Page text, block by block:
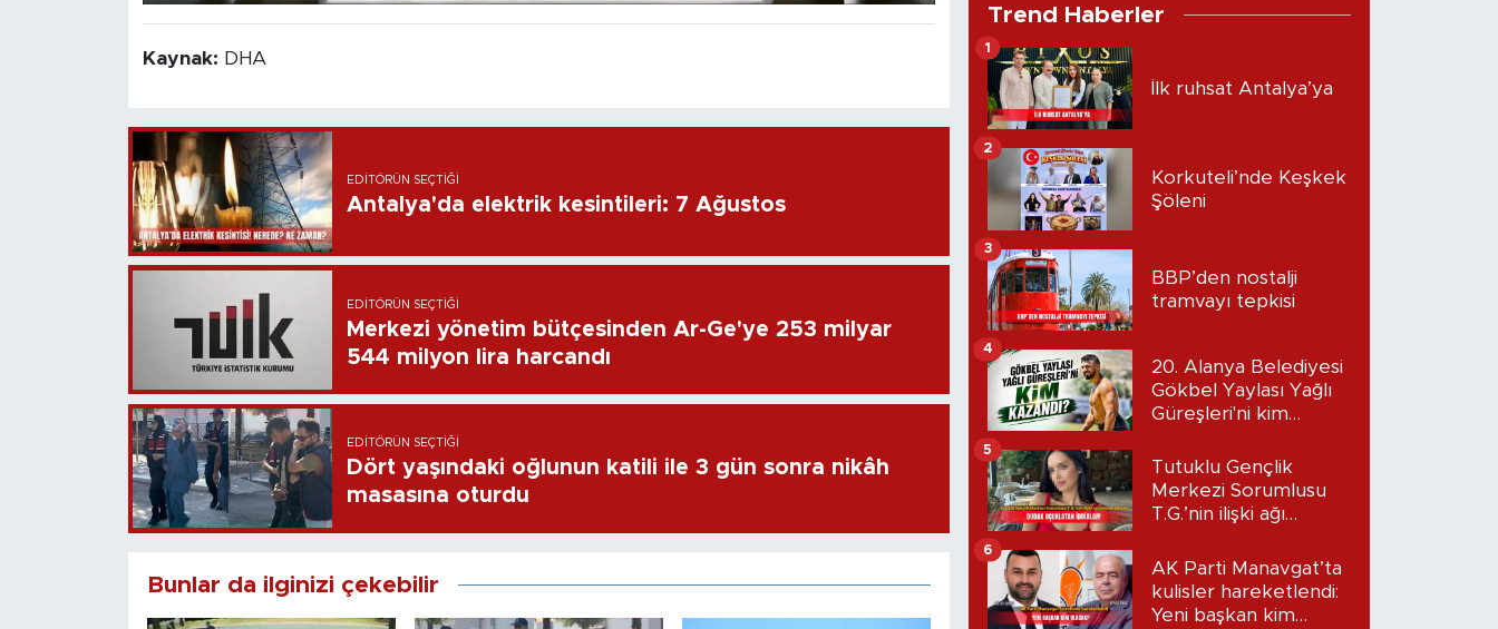
Kaynak: DHA
EDITÖRÜN SEÇTIĞI
Antalya'da elektrik kesintileri: 7 Ağustos
EDITÖRÜN SEÇTIĞI
Merkezi yönetim bütçesinden Ar-Ge'ye 253 milyar
544 milyon lira harcandı
EDITÖRÜN SEÇTIĞI
Dört yaşındaki oğlunun katili ile 3 gün sonra nikâh
masasına oturdu
Bunlar da ilginizi çekebilir
Trend Haberler
İlk ruhsat Antalya’ya
1
Korkuteli’nde Keşkek
Şöleni
2
BBP’den nostalji
tramvayı tepkisi
3
20. Alanya Belediyesi
Gökbel Yaylası Yağlı
Güreşleri'ni kim
4
Tutuklu Gençlik
Merkezi Sorumlusu
T.G.’nin ilişki ağı
Dudak uçuklatan
iddialar!
5
AK Parti Manavgat’ta
kulisler hareketlendi:
Yeni başkan kim
6